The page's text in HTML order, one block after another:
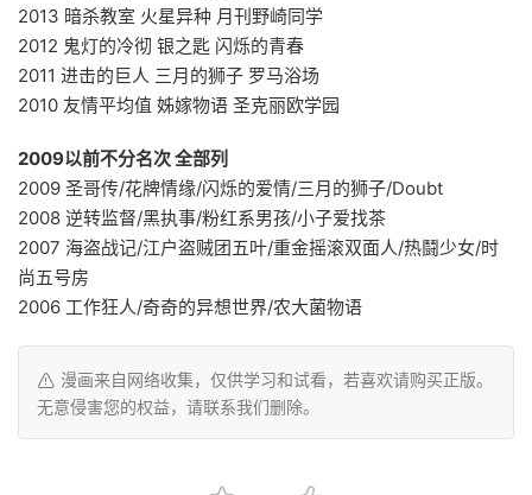
2013 暗杀教室 火星异种 月刊野崎同学
2012 鬼灯的冷彻 银之匙 闪烁的青春
2011 进击的巨人 三月的狮子 罗马浴场
2010 友情平均值 姊嫁物语 圣克丽欧学园
2009以前不分名次 全部列
2009 圣哥传/花牌情缘/闪烁的爱情/三月的狮子/Doubt
2008 逆转监督/黑执事/粉红系男孩/小子爱找茶
2007 海盗战记/江户盗贼团五叶/重金摇滚双面人/热鬪少女/时
尚五号房
2006 工作狂人/奇奇的异想世界/农大菌物语
漫画来自网络收集，仅供学习和试看，若喜欢请购买正版。
无意侵害您的权益，请联系我们删除。